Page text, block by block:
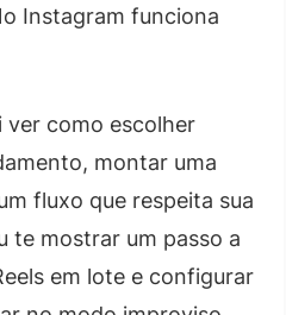
Instagram funciona
como escolher
montar uma
fluxo que respeita sua
te mostrar um passo a
em lote e configurar